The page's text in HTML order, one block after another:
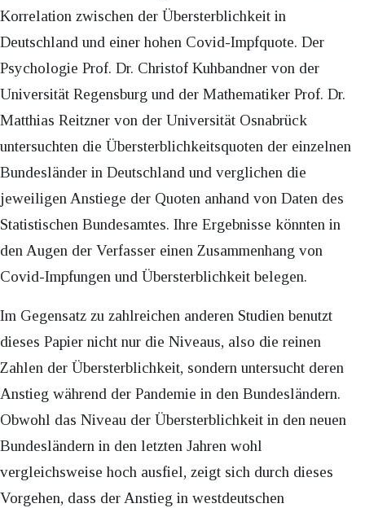
Korrelation zwischen der Übersterblichkeit in
Deutschland und einer hohen Covid-Impfquote. Der
Psychologie Prof. Dr. Christof Kuhbandner von der
Universität Regensburg und der Mathematiker Prof. Dr.
Matthias Reitzner von der Universität Osnabrück
untersuchten die Übersterblichkeitsquoten der einzelnen
Bundesländer in Deutschland und verglichen die
jeweiligen Anstiege der Quoten anhand von Daten des
Statistischen Bundesamtes. Ihre Ergebnisse könnten in
den Augen der Verfasser einen Zusammenhang von
Covid-Impfungen und Übersterblichkeit belegen.
Im Gegensatz zu zahlreichen anderen Studien benutzt
dieses Papier nicht nur die Niveaus, also die reinen
Zahlen der Übersterblichkeit, sondern untersucht deren
Anstieg während der Pandemie in den Bundesländern.
Obwohl das Niveau der Übersterblichkeit in den neuen
Bundesländern in den letzten Jahren wohl
vergleichsweise hoch ausfiel, zeigt sich durch dieses
Vorgehen, dass der Anstieg in westdeutschen